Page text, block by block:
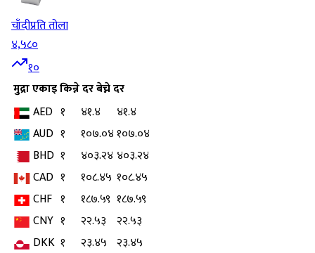
चाँदीप्रति तोला
४,५८०
१०
मुद्राएकाइकिन्ने दरबेच्ने दर
AED १ ४१.४
४१.४
AUD १ १०७.०४१०७.०४
BHD १ ४०३.२४ ४०३.२४
CAD १ १०८.४५ १०८.४५
CHF १ १८७.५९ १८७.५९
CNY १ २२.५३
२२.५३
DKK १ २३.४५ २३.४५